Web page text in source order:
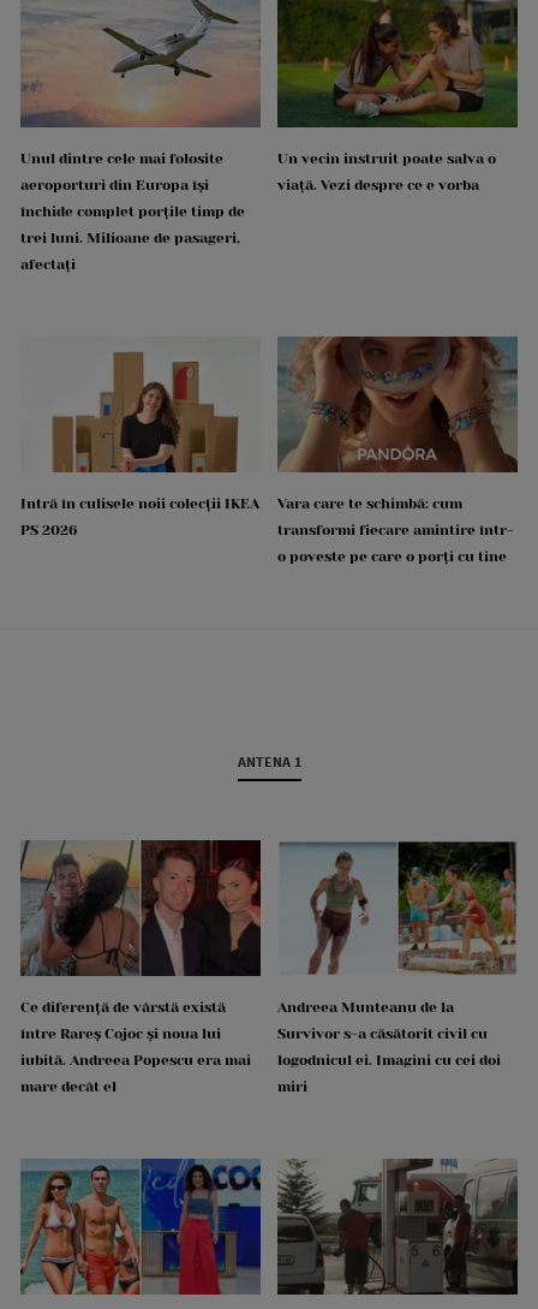
Unul dintre cele mai folosite
aeroporturi din Europa își
închide complet porțile timp de
trei luni. Milioane de pasageri,
afectați
Un vecin instruit poate salva o
viață. Vezi despre ce e vorba
Intră în culisele noii colecții IKEA
PS 2026
Vara care te schimbă: cum
transformi fiecare amintire într-
o poveste pe care o porți cu tine
ANTENA 1
Ce diferență de vârstă există
între Rareș Cojoc și noua lui
iubită. Andreea Popescu era mai
mare decât el
Andreea Munteanu de la
Survivor s-a căsătorit civil cu
logodnicul ei. Imagini cu cei doi
miri